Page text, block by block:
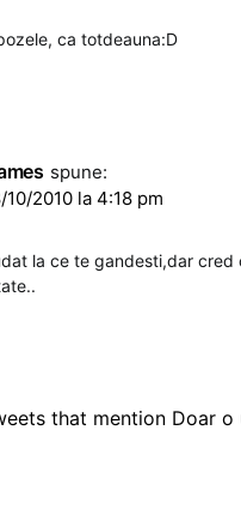
ca totdeauna:D
spune:
10/2010 la 4:18 pm
la ce te gandesti,dar
that mention Doar